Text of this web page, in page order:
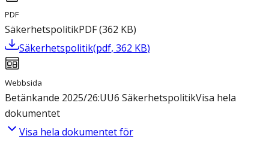
PDF
SäkerhetspolitikPDF(362 KB)
Säkerhetspolitik(pdf, 362 KB)
Webbsida
Betänkande 2025/26:UU6 SäkerhetspolitikVisa hela
dokumentet
Visa hela dokumentet för